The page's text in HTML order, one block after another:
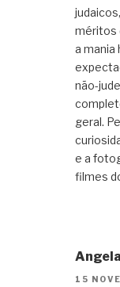
méritos
a mania
não-
geral.
e a
filmes
15